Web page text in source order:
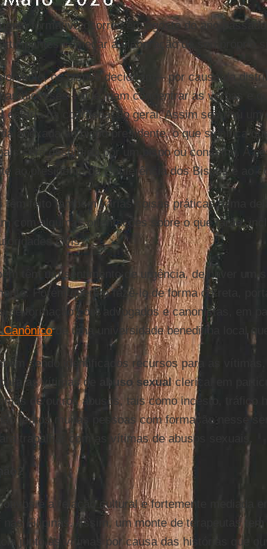
formativo ocorreu em agosto do ano
começar a elaboração de seu próprio
os bispos decidiram – por causa da
dioceses – que iriam concentrar as verbas e
estaria na coordenação geral. Assim se criou um
anexada ao bispo presidente, o que significa
será destituído por um bispo ou conselho. A
ao presidente da Conferência dos Bispos e ao
têm feito também várias coisas práticas. Uma
com algumas orientações sobre o que farão,
civis.
têm um sentimento de urgência, de haver um
Porém querem fazê-lo de forma correta,
de formação com advogados e canonistas, em
de uma universidade beneditina local
sendo identificados recursos para as
as vítimas de
abuso sexualclerical em
de outros abusos, tais como incesto, tráfico
não temos muitas pessoas com formação nesse
trabalhar com as vítimas de abusos sexuais.
é a relação cultural e fortemente mediada
nas Filipinas. Assim, um monte de terapeutas
junto às vítimas por causa das histórias que